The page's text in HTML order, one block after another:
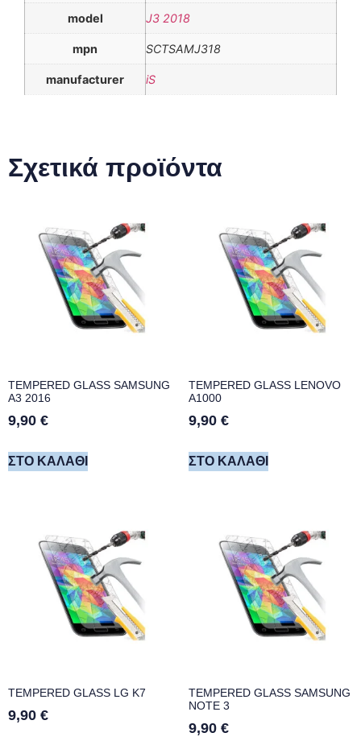
model J3 2018
mpn SCTSAMJ318
manufacturer iS
Σχετικά προϊόντα
TEMPERED GLASS SAMSUNG
A3 2016
9,90 €
ΣΤΟ ΚΑΛΆΘΙ
TEMPERED GLASS LENOVO
A1000
9,90 €
ΣΤΟ ΚΑΛΆΘΙ
TEMPERED GLASS LG K7
9,90 €
TEMPERED GLASS SAMSUNG
NOTE 3
9,90 €